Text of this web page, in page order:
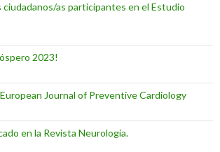
ciudadanos/as participantes en el Estudio
2023!
Journal of Preventive Cardiology
en la Revista Neurología.